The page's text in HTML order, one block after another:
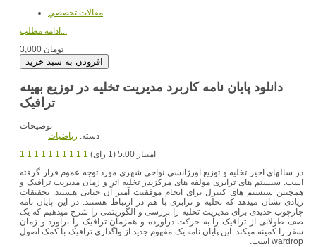
مقالات تخصصي
ادامه مطلب...
3,000 تومان
دانلود پایان نامه کاربرد مدیریت تخلیه در توزیع بهینه
ترافیک
توضیحات
دسته: رياضيات
1 1 1 1 1 1 1 1 1 1
امتیاز 5.00 (1 رای)
در سالهای اخیر تخلیه و توزیع اورژانسی نواحی شهری مورد توجه عموم قرار گرفته
است. سیستم های ترابری مولفه های مرکزیدر تخلیه اثر و زمان مدیریت ترافیک و
همچنین سیستم های کنترل برای انجام موفقیت آمیز آن حیاتی هستند. تحقیقات
زیادی نشان میدهد که تخلیه و ترابری با هم در ارتباط هستند. در این پایان نامه
چارچوب جدیدی برای مدیریت تخلیه را بررسی و الگوریتمی را شرح میدهیم که یک
صف طولانی از ترافیک را به حرکت درآورده و همزمان ترافیک را برآورد و زمان
سفر را کمینه میکند. این پایان نامه یک مفهوم جدید از واگذاری ترافیک با کمک اصول
wardrop است.